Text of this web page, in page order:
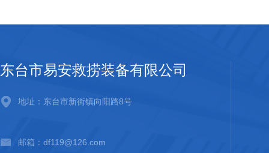
东台市易安救捞装备有限公司
地址：东台市新街镇向阳路8号
邮箱：df119@126.com